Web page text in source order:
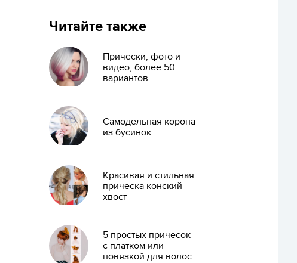
Читайте также
Прически, фото и
видео, более 50
вариантов
Самодельная корона
из бусинок
Красивая и стильная
прическа конский
хвост
5 простых причесок
с платком или
повязкой для волос